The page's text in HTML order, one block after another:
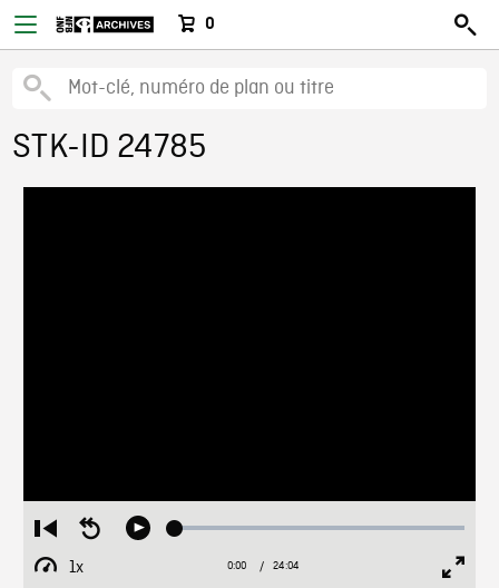
0
STK-ID 24785
Restart
from
beginning
Seek
Play Loaded:
1x
Playback
Current
0:00 / Duration
24:04